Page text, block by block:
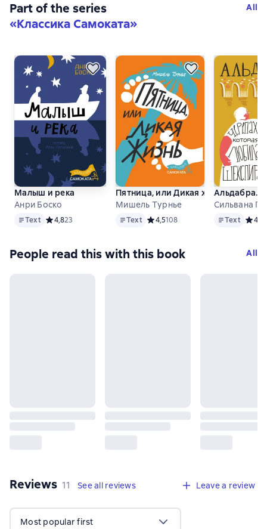
Part of the series
«Классика Самоката»
All
Малыш и река
Анри Боско
TextText Средний рейтинг 4,8 на основе 23 оценок
4,823
Пятница, или Дикая жизнь
Мишель Турнье
TextText Средний рейтинг 4,5 на основе
4,5108
Альдабра.
Сильвана
TextText 4,8
People read this with this book All
Reviews 11 reviews
11 See all reviews Leave a review
Most popular first